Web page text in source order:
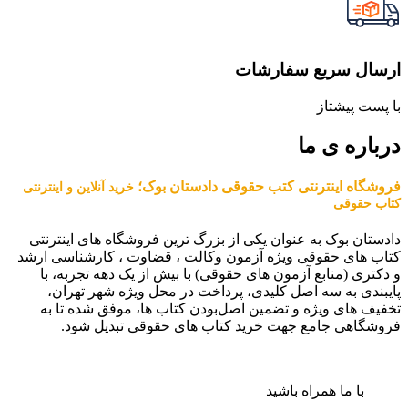
ارسال سریع سفارشات
با پست پیشتاز
درباره ی ما
فروشگاه اینترنتی کتب حقوقی دادستان بوک؛ خرید آنلاین و اینترنتی
کتاب حقوقی
دادستان بوک به عنوان یکی از بزرگ ترین فروشگاه های اینترنتی
کتاب های حقوقی ویژه آزمون وکالت ، قضاوت ، کارشناسی ارشد
و دکتری (منابع آزمون های حقوقی) با بیش از یک دهه تجربه، با
پایبندی به سه اصل کلیدی، پرداخت در محل ویژه شهر تهران،
تخفیف های ویژه و تضمین اصل‌بودن کتاب ها، موفق شده تا به
فروشگاهی جامع جهت خرید کتاب های حقوقی تبدیل شود.
با ما همراه باشید